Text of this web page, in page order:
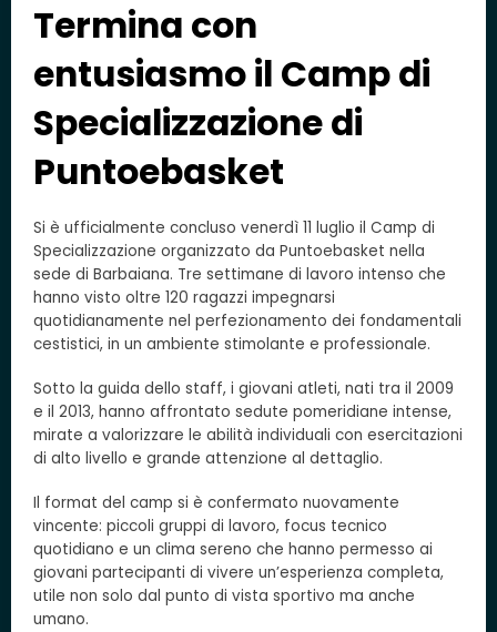
Termina con
entusiasmo il Camp di
Specializzazione di
Puntoebasket
Si è ufficialmente concluso venerdì 11 luglio il Camp di
Specializzazione organizzato da Puntoebasket nella
sede di Barbaiana. Tre settimane di lavoro intenso che
hanno visto oltre 120 ragazzi impegnarsi
quotidianamente nel perfezionamento dei fondamentali
cestistici, in un ambiente stimolante e professionale.
Sotto la guida dello staff, i giovani atleti, nati tra il 2009
e il 2013, hanno affrontato sedute pomeridiane intense,
mirate a valorizzare le abilità individuali con esercitazioni
di alto livello e grande attenzione al dettaglio.
Il format del camp si è confermato nuovamente
vincente: piccoli gruppi di lavoro, focus tecnico
quotidiano e un clima sereno che hanno permesso ai
giovani partecipanti di vivere un’esperienza completa,
utile non solo dal punto di vista sportivo ma anche
umano.